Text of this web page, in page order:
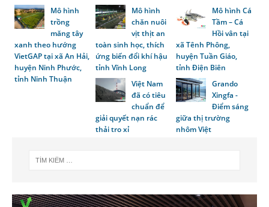
Mô hình
trồng
măng tây
xanh theo hướng
VietGAP tại xã An Hải,
huyện Ninh Phước,
tỉnh Ninh Thuận
Mô hình
chăn nuôi
vịt thịt an
toàn sinh học, thích
ứng biến đổi khí hậu
tỉnh Vĩnh Long
Mô hình Cá
Tầm – Cá
Hồi vân tại
xã Tênh Phông,
huyện Tuần Giáo,
tỉnh Điện Biên
Việt Nam
đã có tiêu
chuẩn để
giải quyết nạn rác
thải tro xỉ
Grando
Xingfa -
Điểm sáng
giữa thị trường
nhôm Việt